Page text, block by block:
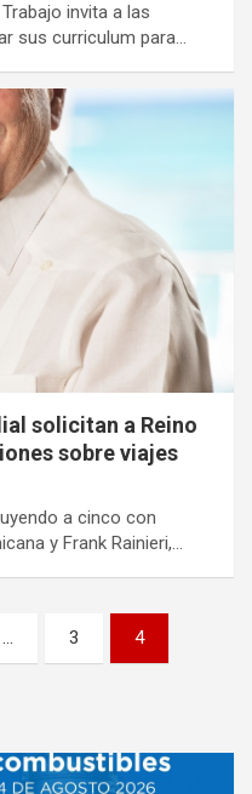
invita a las
sus curriculum para…
solicitan a Reino
sobre viajes
a cinco con
y Frank Rainieri,…
… 3 4